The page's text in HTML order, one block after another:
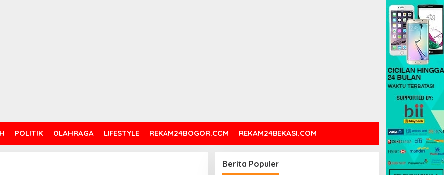
POLITIK OLAHRAGA LIFESTYLE REKAM24BOGOR.COM REKAM24BEKASI.COM
Berita Populer